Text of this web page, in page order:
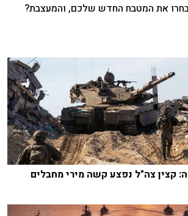
את המטבח החדש שלכם, והמעצבת?
קצין צה"ל נפצע קשה מירי מחבלים